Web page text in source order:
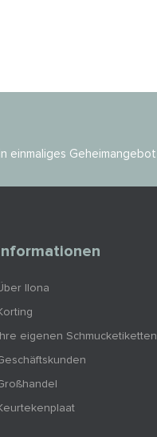
einmaliges Geheimangebot
Informationen
Ilona
Ihre eigenen Schmucketiketten